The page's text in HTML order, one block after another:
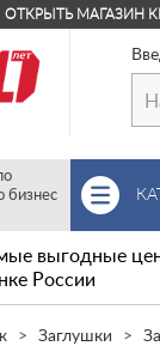
ОТКРЫТЬ МАГАЗИН
бизнес
выгодные
России
Заглушки